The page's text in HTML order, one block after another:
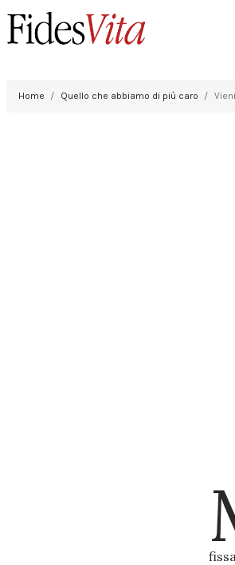
Home Quello che abbiamo di più caro